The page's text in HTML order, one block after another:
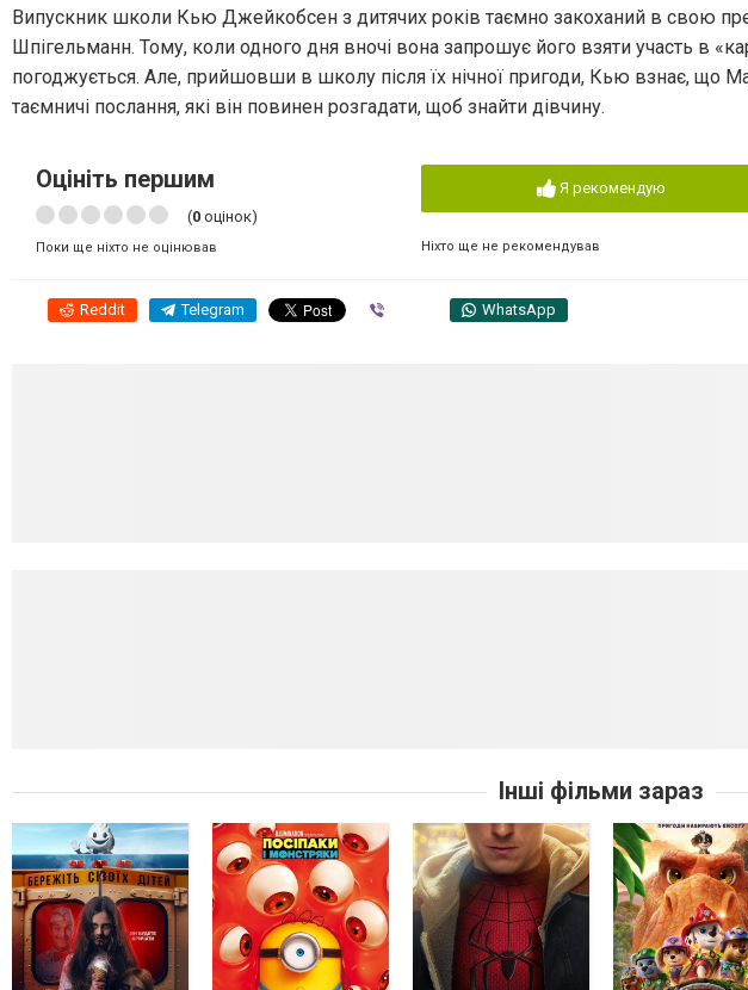
Випускник школи Кью Джейкобсен з дитячих років таємно закоханий в свою
Шпігельманн. Тому, коли одного дня вночі вона запрошує його взяти участь в
погоджується. Але, прийшовши в школу після їх нічної пригоди, Кью взнає, що
таємничі послання, які він повинен розгадати, щоб знайти дівчину.
Оцініть першим
(0 оцінок)
Поки ще ніхто не оцінював
Я рекомендую
Ніхто ще не рекомендував
Reddit Telegram WhatsApp
Інші фільми зараз